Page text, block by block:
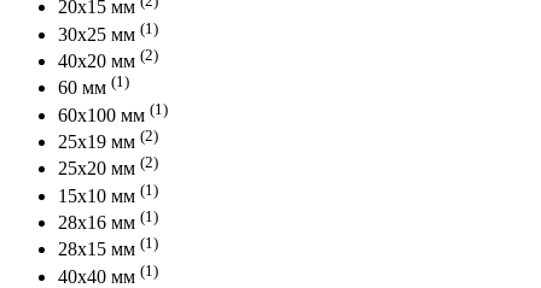
20х15 мм
30х25 мм (1)
40х20 мм (2)
60 мм (1)
60х100 мм (1)
25х19 мм (2)
25х20 мм (2)
15х10 мм (1)
28х16 мм (1)
28х15 мм (1)
40х40 мм (1)